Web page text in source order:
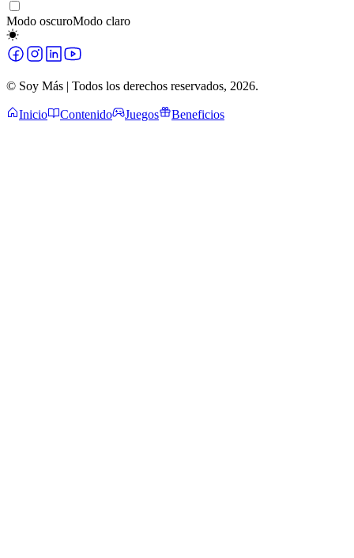
Modo oscuroModo claro
© Soy Más | Todos los derechos reservados, 2026.
Inicio Contenido Juegos Beneficios